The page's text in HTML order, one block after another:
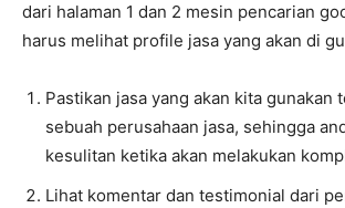
dari halaman 1 dan 2 mesin pencarian
harus melihat profile jasa yang akan di
Pastikan jasa yang akan kita gunakan
sebuah perusahaan jasa, sehingga
kesulitan ketika akan melakukan
Lihat komentar dan testimonial dari